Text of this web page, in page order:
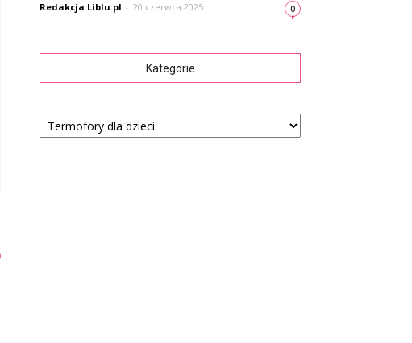
Redakcja Liblu.pl - 20 czerwca 2025 0
Kategorie
Kategorie